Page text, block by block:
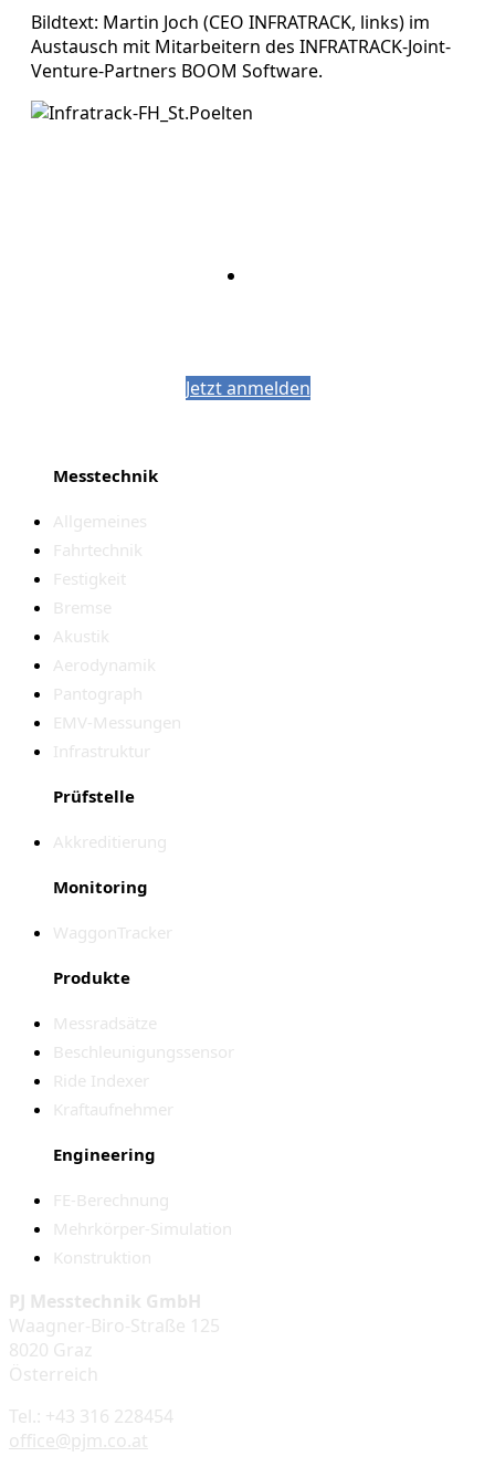
Bildtext: Martin Joch (CEO INFRATRACK, links) im
Austausch mit Mitarbeitern des INFRATRACK-Joint-
Venture-Partners BOOM Software.
Jetzt anmelden
Messtechnik
Allgemeines
Fahrtechnik
Festigkeit
Bremse
Akustik
Aerodynamik
Pantograph
EMV-Messungen
Infrastruktur
Prüfstelle
Akkreditierung
Monitoring
WaggonTracker
Produkte
Messradsätze
Beschleunigungssensor
Ride Indexer
Kraftaufnehmer
Engineering
FE-Berechnung
Mehrkörper-Simulation
Konstruktion
PJ Messtechnik GmbH
Waagner-Biro-Straße 125
8020 Graz
Österreich
Tel.: +43 316 228454
office@pjm.co.at